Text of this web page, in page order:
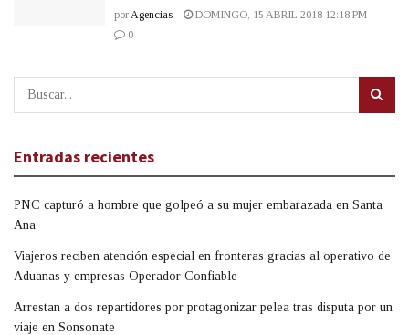
por Agencias
DOMINGO, 15 ABRIL 2018 12:18 PM
0
Entradas recientes
PNC capturó a hombre que golpeó a su mujer embarazada en Santa
Ana
Viajeros reciben atención especial en fronteras gracias al operativo de
Aduanas y empresas Operador Confiable
Arrestan a dos repartidores por protagonizar pelea tras disputa por un
viaje en Sonsonate